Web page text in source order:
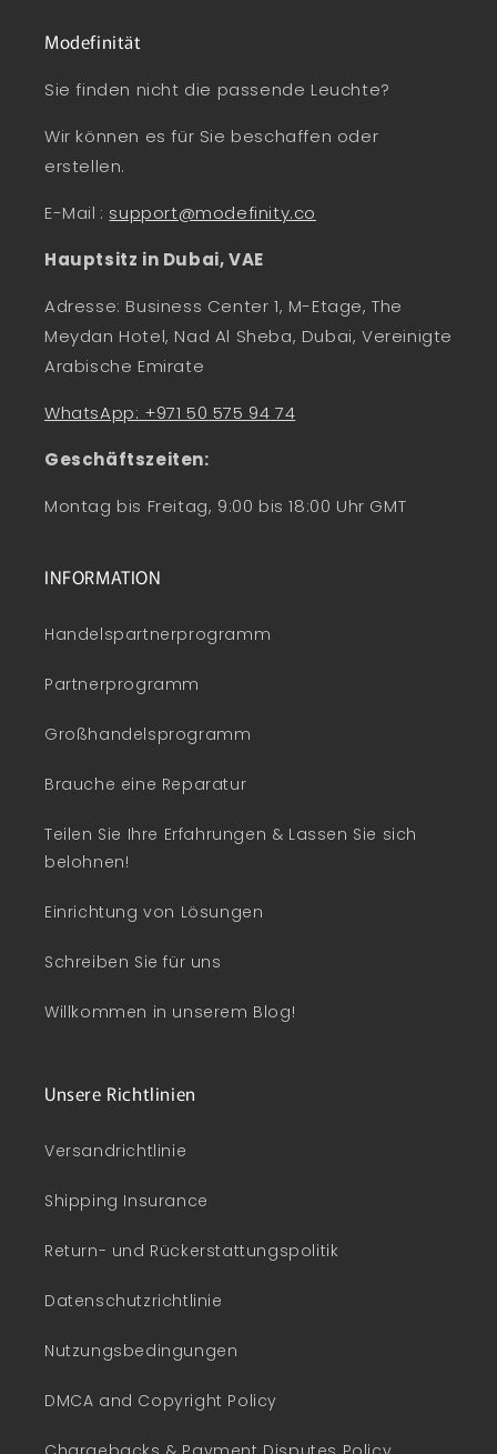
Modefinität
Sie finden nicht die passende Leuchte?
Wir können es für Sie beschaffen oder
erstellen.
E-Mail : support@modefinity.co
Hauptsitz in Dubai, VAE
Adresse: Business Center 1, M-Etage, The
Meydan Hotel, Nad Al Sheba, Dubai, Vereinigte
Arabische Emirate
WhatsApp: +971 50 575 94 74
Geschäftszeiten:
Montag bis Freitag, 9:00 bis 18:00 Uhr GMT
INFORMATION
Handelspartnerprogramm
Partnerprogramm
Großhandelsprogramm
Brauche eine Reparatur
Teilen Sie Ihre Erfahrungen & Lassen Sie sich
belohnen!
Einrichtung von Lösungen
Schreiben Sie für uns
Willkommen in unserem Blog!
Unsere Richtlinien
Versandrichtlinie
Shipping Insurance
Return- und Rückerstattungspolitik
Datenschutzrichtlinie
Nutzungsbedingungen
DMCA and Copyright Policy